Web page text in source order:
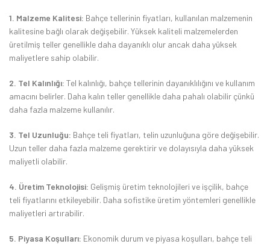
1. Malzeme Kalitesi: Bahçe tellerinin fiyatları, kullanılan malzemenin
kalitesine bağlı olarak değişebilir. Yüksek kaliteli malzemelerden
üretilmiş teller genellikle daha dayanıklı olur ancak daha yüksek
maliyetlere sahip olabilir.
2. Tel Kalınlığı: Tel kalınlığı, bahçe tellerinin dayanıklılığını ve kullanım
amacını belirler. Daha kalın teller genellikle daha pahalı olabilir çünkü
daha fazla malzeme kullanılır.
3. Tel Uzunluğu: Bahçe teli fiyatları, telin uzunluğuna göre değişebilir.
Uzun teller daha fazla malzeme gerektirir ve dolayısıyla daha yüksek
maliyetli olabilir.
4. Üretim Teknolojisi: Gelişmiş üretim teknolojileri ve işçilik, bahçe
teli fiyatlarını etkileyebilir. Daha sofistike üretim yöntemleri genellikle
maliyetleri artırabilir.
5. Piyasa Koşulları: Ekonomik durum ve piyasa koşulları, bahçe teli